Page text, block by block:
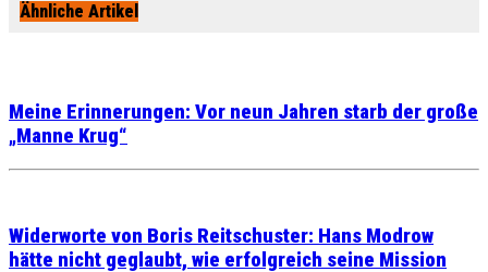
Ähnliche Artikel
Meine Erinnerungen: Vor neun Jahren starb der große
„Manne Krug“
Widerworte von Boris Reitschuster: Hans Modrow
hätte nicht geglaubt, wie erfolgreich seine Mission